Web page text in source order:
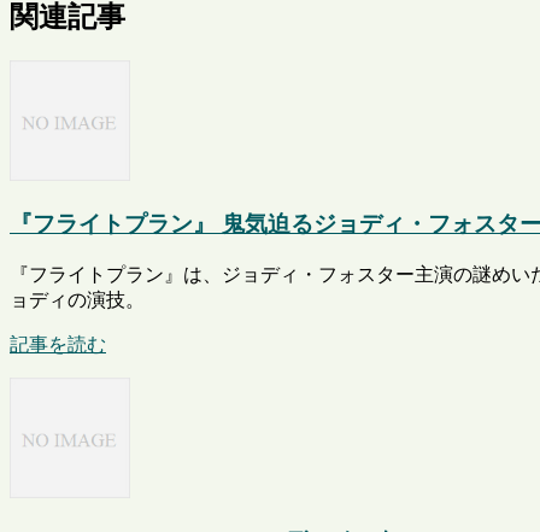
関連記事
『フライトプラン』 鬼気迫るジョディ・フォスタ
『フライトプラン』は、ジョディ・フォスター主演の謎め
ョディの演技。
記事を読む